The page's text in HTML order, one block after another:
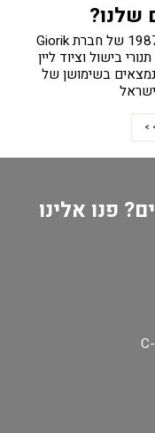
שלנו?
אנחנו נציגים בלעדיים בישראל משנת 1987 של חברת Giorik
בישול וציוד ליין
בשימושן של
פנו אלינו